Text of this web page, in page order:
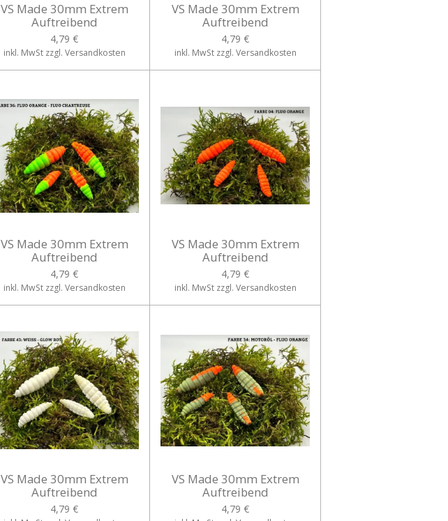
VS Made 30mm Extrem
Auftreibend
4,79 €
inkl. MwSt zzgl. Versandkosten
VS Made 30mm Extrem
Auftreibend
4,79 €
inkl. MwSt zzgl. Versandkosten
VS Made 30mm Extrem
Auftreibend
4,79 €
inkl. MwSt zzgl. Versandkosten
VS Made 30mm Extrem
Auftreibend
4,79 €
inkl. MwSt zzgl. Versandkosten
VS Made 30mm Extrem
Auftreibend
4,79 €
VS Made 30mm Extrem
Auftreibend
4,79 €